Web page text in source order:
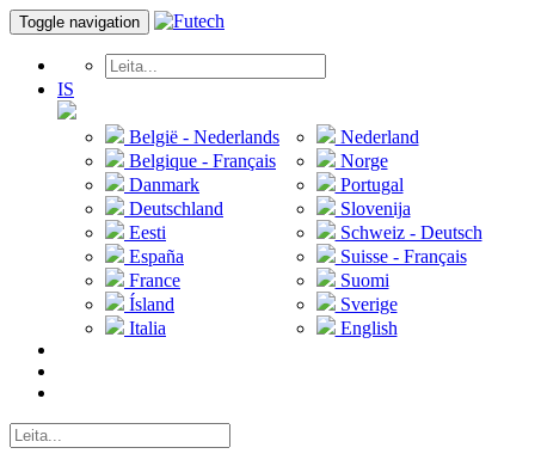
Toggle navigation
IS
België - Nederlands
Belgique - Français
Danmark
Deutschland
Eesti
España
France
Ísland
Italia
Nederland
Norge
Portugal
Slovenija
Schweiz - Deutsch
Suisse - Français
Suomi
Sverige
English